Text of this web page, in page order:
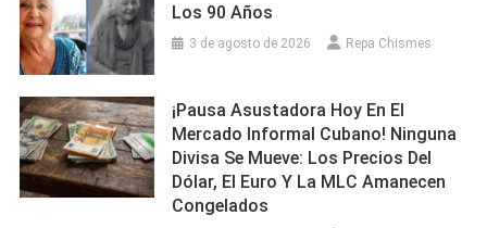
Los 90 Años
3 de agosto de 2026 Repa Chismes
¡Pausa Asustadora Hoy En El
Mercado Informal Cubano! Ninguna
Divisa Se Mueve: Los Precios Del
Dólar, El Euro Y La MLC Amanecen
Congelados